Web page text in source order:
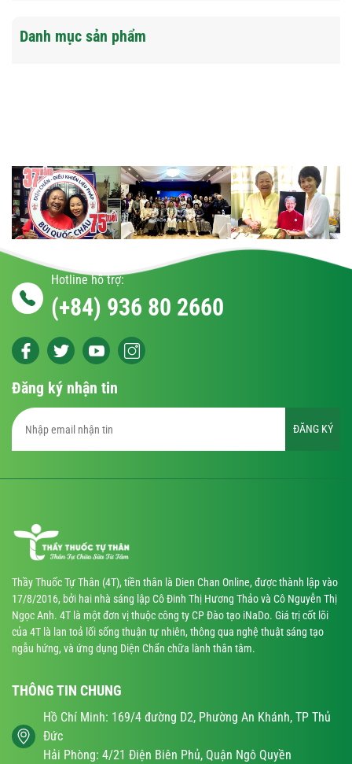
Danh mục sản phẩm
Hotline hỗ trợ:
(+84) 936 80 2660
Đăng ký nhận tin
ĐĂNG KÝ
Thầy Thuốc Tự Thân (4T), tiền thân là Dien Chan Online, được thành lập vào
17/8/2016, bởi hai nhà sáng lập Cô Đinh Thị Hương Thảo và Cô Nguyễn Thị
Ngọc Anh. 4T là một đơn vị thuộc công ty CP Đào tạo iNaDo. Giá trị cốt lõi
của 4T là lan toả lối sống thuận tự nhiên, thông qua nghệ thuật sáng tạo
ngẫu hứng, và ứng dụng Diện Chẩn chữa lành thân tâm.
THÔNG TIN CHUNG
Hồ Chí Minh: 169/4 đường D2, Phường An Khánh, TP Thủ
Đức
Hải Phòng: 4/21 Điện Biên Phủ, Quận Ngô Quyền